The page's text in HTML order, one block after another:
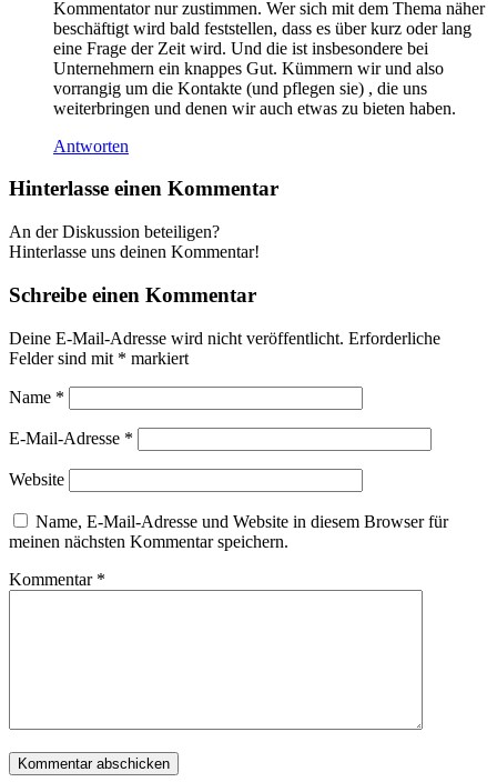
Kommentator nur zustimmen. Wer sich mit dem Thema näher
beschäftigt wird bald feststellen, dass es über kurz oder lang
eine Frage der Zeit wird. Und die ist insbesondere bei
Unternehmern ein knappes Gut. Kümmern wir und also
vorrangig um die Kontakte (und pflegen sie) , die uns
weiterbringen und denen wir auch etwas zu bieten haben.
Antworten
Hinterlasse einen Kommentar
An der Diskussion beteiligen?
Hinterlasse uns deinen Kommentar!
Schreibe einen Kommentar
Deine E-Mail-Adresse wird nicht veröffentlicht. Erforderliche
Felder sind mit * markiert
Name *
E-Mail-Adresse *
Website
Name, E-Mail-Adresse und Website in diesem Browser für
meinen nächsten Kommentar speichern.
Kommentar *